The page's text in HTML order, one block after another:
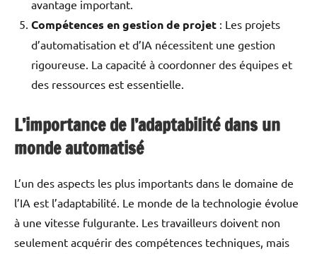
avantage important.
Compétences en gestion de projet : Les projets
d’automatisation et d’IA nécessitent une gestion
rigoureuse. La capacité à coordonner des équipes et
des ressources est essentielle.
L’importance de l’adaptabilité dans un
monde automatisé
L’un des aspects les plus importants dans le domaine de
l’IA est l’adaptabilité. Le monde de la technologie évolue
à une vitesse fulgurante. Les travailleurs doivent non
seulement acquérir des compétences techniques, mais